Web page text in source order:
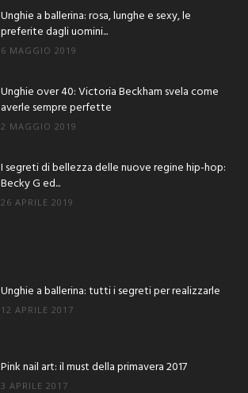
Unghie a ballerina: rosa, lunghe e sexy, le
preferite dagli uomini...
6 MAGGIO 2019
Unghie over 40: Victoria Beckham svela come
averle sempre perfette
2 MAGGIO 2019
I segreti di bellezza delle nuove regine hip-hop:
Becky G ed...
26 APRILE 2019
Unghie a ballerina: tutti i segreti per realizzarle
12 APRILE 2017
Pink nail art: il must della primavera 2017
3 APRILE 2017